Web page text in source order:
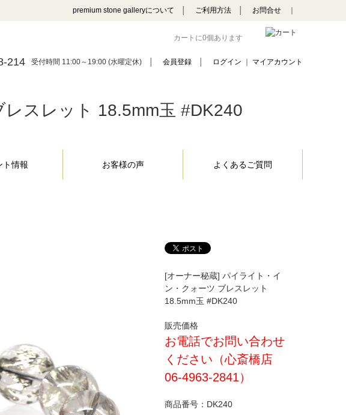
premium stone galleryについて ご利用方法 お問合せ
カートに0個あります
214 受付時間 11:00～19:00 (水曜定休) 会員登録 ログイン ｜ マイアカウント
スレット 18.5mm玉 #DK240
ト情報 お客様の声 よくあるご質問
[オーナー秘蔵] パイライト・イ
ン・クォーツ ブレスレット
18.5mm玉 #DK240
販売価格
お電話でお問い合わせ
ください（心斎橋店
06-4963-2841）
商品番号： DK240